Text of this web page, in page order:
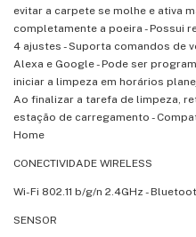
evitar a carpete se molhe e ativa
completamente a poeira - Possui
4 ajustes - Suporta comandos de
Alexa e Google - Pode ser
iniciar a limpeza em horários
Ao finalizar a tarefa de limpeza,
estação de carregamento -
Home
CONECTIVIDADE WIRELESS
Wi-Fi 802.11 b/g/n 2.4GHz -
SENSOR